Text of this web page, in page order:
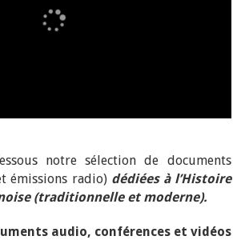
notre sélection de documents
émissions radio) dédiées à l’Histoire
(traditionnelle et moderne).
audio, conférences et vidéos